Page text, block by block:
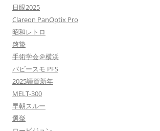
日眼2025
Clareon PanOptix Pro
昭和レトロ
啓蟄
手術学会＠横浜
バビースモ PFS
2025謹賀新年
MELT-300
早朝スルー
選挙